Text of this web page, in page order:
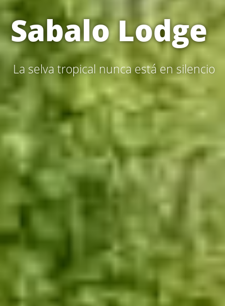
Sabalo Lodge
La selva tropical nunca está en silencio